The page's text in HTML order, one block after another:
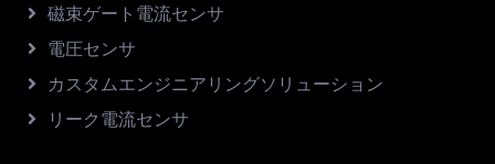
磁束ゲート電流センサ
電圧センサ
カスタムエンジニアリングソリューション
リーク電流センサ